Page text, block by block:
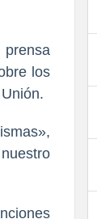
prensa
los